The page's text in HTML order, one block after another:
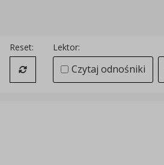
między literami
interlinię i margines między paragrafami
Reset:
Przywróć ustawienia domyślne
Lektor:
Czytaj odnośniki